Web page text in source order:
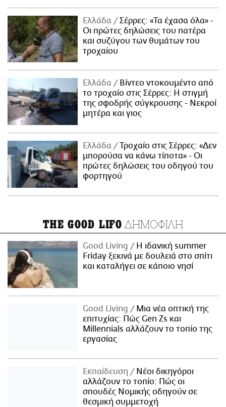
Ελλάδα
Σέρρες: «Τα έχασα όλα» -
Οι πρώτες δηλώσεις του πατέρα
και συζύγου των θυμάτων του
τροχαίου
Ελλάδα
Βίντεο ντοκουμέντο από
το τροχαίο στις Σέρρες: Η στιγμή
της σφοδρής σύγκρουσης - Νεκροί
μητέρα και γιος
Ελλάδα
Τροχαίο στις Σέρρες: «Δεν
μπορούσα να κάνω τίποτα» - Οι
πρώτες δηλώσεις του οδηγού του
φορτηγού
THE GOOD LIFO ΔΗΜΟΦΙΛΗ
Good Living
Η ιδανική summer
Friday ξεκινά με δουλειά στο σπίτι
και καταλήγει σε κάποιο νησί
Good Living
Μια νέα οπτική της
επιτυχίας: Πώς Gen Zs και
Millennials αλλάζουν το τοπίο της
εργασίας
Εκπαίδευση
Νέοι δικηγόροι
αλλάζουν το τοπίο: Πώς οι
σπουδές Νομικής οδηγούν σε
θεσμική συμμετοχή